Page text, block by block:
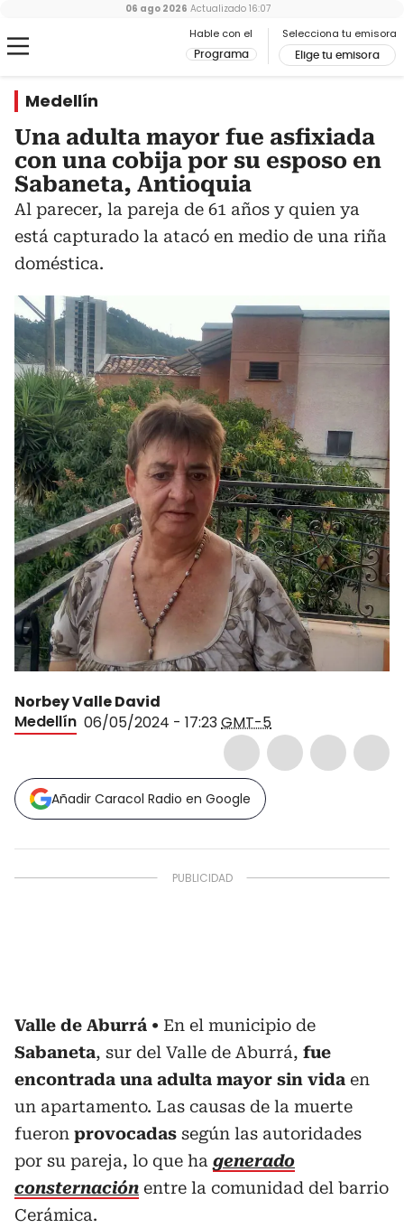
Hable con el
Programa
Selecciona tu emisora
Elige tu emisora
06 ago 2026 Actualizado 16:07
Medellín
Una adulta mayor fue asfixiada
con una cobija por su esposo en
Sabaneta, Antioquia
Al parecer, la pareja de 61 años y quien ya
está capturado la atacó en medio de una riña
doméstica.
Norbey Valle David
Medellín 06/05/2024 - 17:23GMT-5
Añadir Caracol Radio en Google
Valle de Aburrá
En el municipio de
Sabaneta, sur del Valle de Aburrá, fue
encontrada una adulta mayor sin vida en
un apartamento. Las causas de la muerte
fueron provocadas según las autoridades
por su pareja, lo que ha generado
consternación entre la comunidad del barrio
Cerámica.